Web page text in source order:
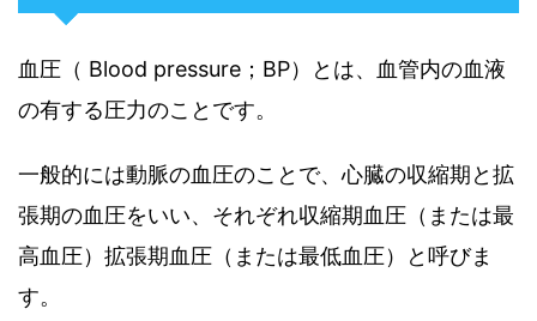
血圧（ Blood pressure；BP）とは、血管内の血液
の有する圧力のことです。
一般的には動脈の血圧のことで、心臓の収縮期と拡
張期の血圧をいい、それぞれ収縮期血圧（または最
高血圧）拡張期血圧（または最低血圧）と呼びま
す。